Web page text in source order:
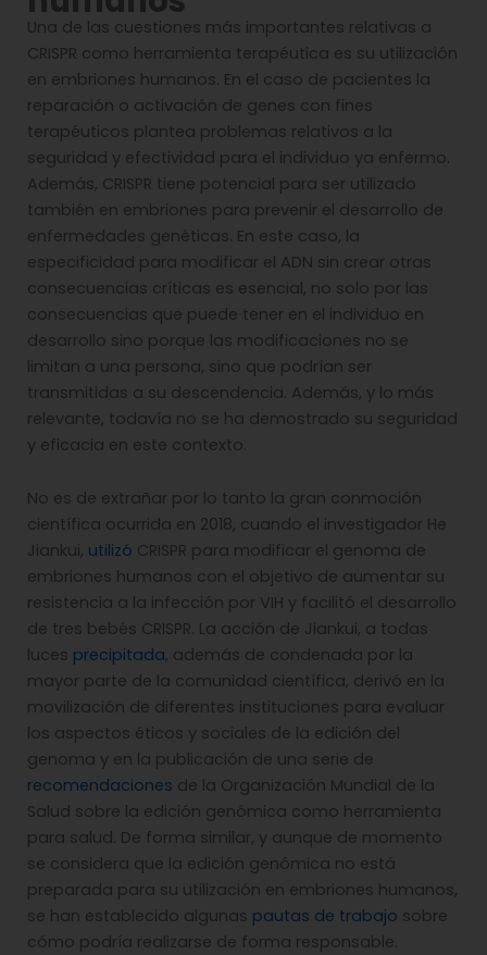
Una de las cuestiones más importantes relativas a
CRISPR como herramienta terapéutica es su utilización
en embriones humanos. En el caso de pacientes la
reparación o activación de genes con fines
terapéuticos plantea problemas relativos a la
seguridad y efectividad para el individuo ya enfermo.
Además, CRISPR tiene potencial para ser utilizado
también en embriones para prevenir el desarrollo de
enfermedades genéticas. En este caso, la
especificidad para modificar el ADN sin crear otras
consecuencias críticas es esencial, no solo por las
consecuencias que puede tener en el individuo en
desarrollo sino porque las modificaciones no se
limitan a una persona, sino que podrían ser
transmitidas a su descendencia. Además, y lo más
relevante, todavía no se ha demostrado su seguridad
y eficacia en este contexto.
No es de extrañar por lo tanto la gran conmoción
científica ocurrida en 2018, cuando el investigador He
Jiankui, utilizó CRISPR para modificar el genoma de
embriones humanos con el objetivo de aumentar su
resistencia a la infección por VIH y facilitó el desarrollo
de tres bebés CRISPR. La acción de Jiankui, a todas
luces precipitada, además de condenada por la
mayor parte de la comunidad científica, derivó en la
movilización de diferentes instituciones para evaluar
los aspectos éticos y sociales de la edición del
genoma y en la publicación de una serie de
recomendaciones de la Organización Mundial de la
Salud sobre la edición genómica como herramienta
para salud. De forma similar, y aunque de momento
se considera que la edición genómica no está
preparada para su utilización en embriones humanos,
se han establecido algunas pautas de trabajo sobre
cómo podría realizarse de forma responsable.